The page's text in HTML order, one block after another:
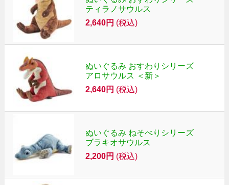
ティラノサウルス
2,640円 (税込)
ぬいぐるみ おすわりシリーズ
アロサウルス ＜新＞
2,640円 (税込)
ぬいぐるみ ねそべりシリーズ
ブラキオサウルス
2,200円 (税込)